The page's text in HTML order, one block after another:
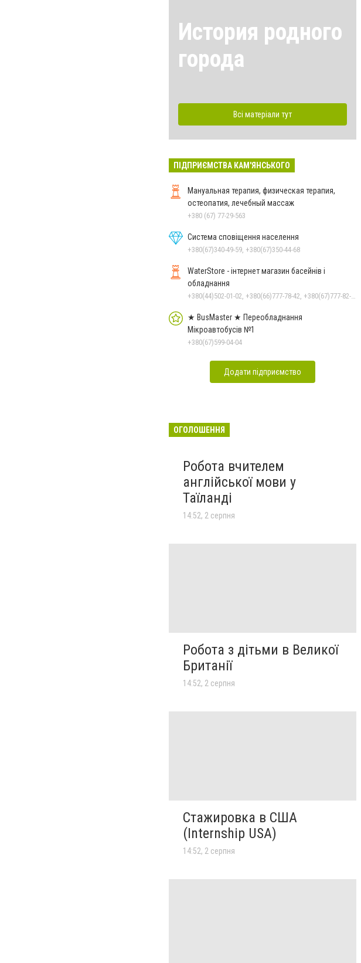
История родного
города
Всі матеріали тут
ПІДПРИЄМСТВА КАМ'ЯНСЬКОГО
Мануальная терапия, физическая терапия,
остеопатия, лечебный массаж
+380 (67) 77-29-563
Система сповіщення населення
+380(67)340-49-59, +380(67)350-44-68
WaterStore - інтернет магазин басейнів і
обладнання
★ BusMaster ★ Переобладнання
Мікроавтобусів №1
+380(67)599-04-04
Додати підприємство
ОГОЛОШЕННЯ
Робота вчителем
англійської мови у
Таїланді
14:52, 2 серпня
Робота з дітьми в Великої
Британії
14:52, 2 серпня
Стажировка в США
(Internship USA)
14:52, 2 серпня